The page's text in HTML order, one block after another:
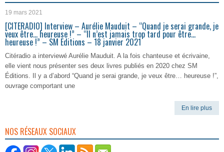
19 mars 2021
[CITERADIO] Interview – Aurélie Mauduit – “Quand je serai grande, je
veux être… heureuse !” – “Il n’est jamais trop tard pour être…
heureuse !” – SM Editions – 18 janvier 2021
Citéradio a interviewé Aurélie Mauduit. A la fois chanteuse et écrivaine,
elle vient nous présenter ses deux livres publiés en 2020 chez SM
Éditions. Il y a d’abord “Quand je serai grande, je veux être… heureuse !”,
ouvrage comportant une
En lire plus
NOS RÉSEAUX SOCIAUX